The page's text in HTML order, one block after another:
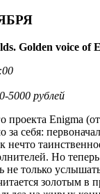
Golden voice of
5000 рублей
проекта Enigma
за себя:
нечто
Но
не только
золотым в